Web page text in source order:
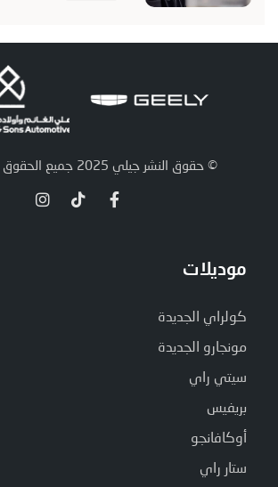
© حقوق النشر جيلي 2025 جميع الحقوق محفوظة.
موديلات
كولراي الجديدة
مونجارو الجديدة
سيتي راي
بريفيس
أوكافانجو
ستار راي